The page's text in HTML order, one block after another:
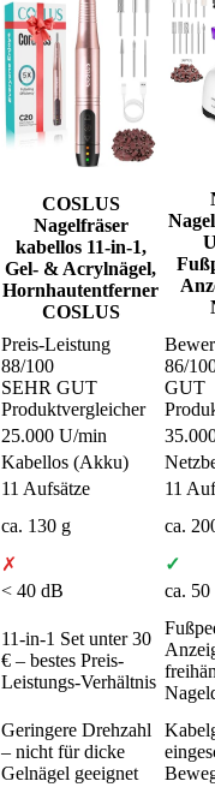
COSLUS
Nagelfräser
kabellos 11-in-1,
Gel- & Acrylnägel,
Hornhautentferner
COSLUS
Preis-Leistung
88/100
SEHR GUT
Produktvergleicher
86/
GUT
25.000 U/min
Kabellos (Akku)
11 Aufsätze
11
ca. 130 g
ca.
✗
✓
< 40 dB ca.
11-in-1 Set unter 30
€ – bestes Preis-
Leistungs-Verhältnis
Geringere Drehzahl
– nicht für dicke
Gelnägel geeignet